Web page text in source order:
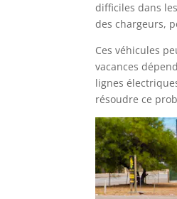
difficiles dans
des chargeurs,
Ces véhicules
vacances
lignes
résoudre ce